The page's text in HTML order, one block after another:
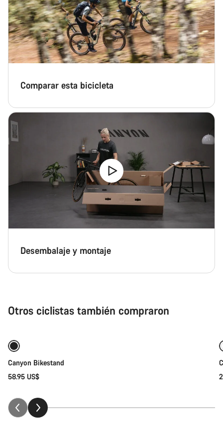
Comparar esta bicicleta
Desembalaje y montaje
Otros ciclistas también compraron
Añadir al carrito
Canyon Bikestand
58.95 US$